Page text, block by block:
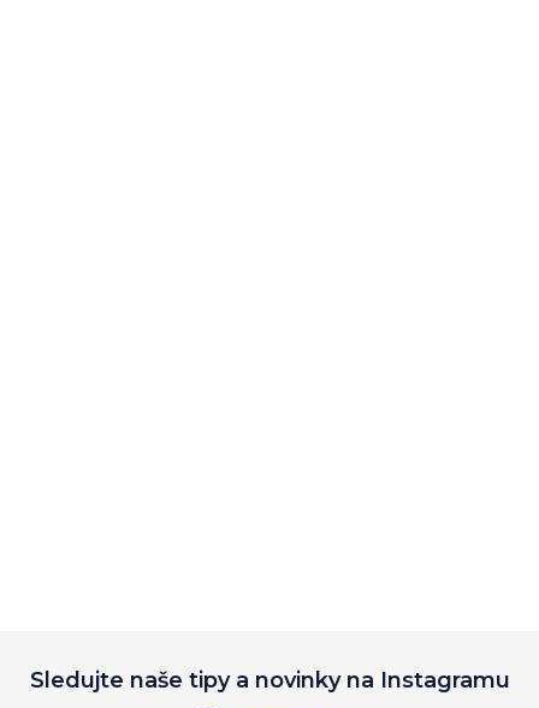
Sledujte naše tipy a novinky na Instagramu